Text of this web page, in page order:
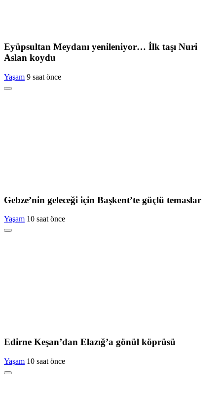
Eyüpsultan Meydanı yenileniyor… İlk taşı Nuri
Aslan koydu
Yaşam 9 saat önce
Gebze’nin geleceği için Başkent’te güçlü temaslar
Yaşam 10 saat önce
Edirne Keşan’dan Elazığ’a gönül köprüsü
Yaşam 10 saat önce